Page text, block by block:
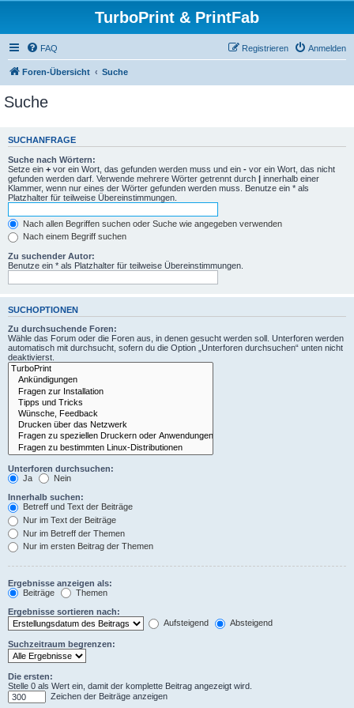
TurboPrint & PrintFab
FAQ Anmelden
Registrieren
Foren-Übersicht Suche
Suche
SUCHANFRAGE
Suche nach Wörtern:
Setze ein + vor ein Wort, das gefunden werden muss und ein - vor ein Wort, das nicht
gefunden werden darf. Verwende mehrere Wörter getrennt durch | innerhalb einer
Klammer, wenn nur eines der Wörter gefunden werden muss. Benutze ein * als
Platzhalter für teilweise Übereinstimmungen.
Nach allen Begriffen suchen oder Suche wie angegeben verwenden
Nach einem Begriff suchen
Zu suchender Autor:
Benutze ein * als Platzhalter für teilweise Übereinstimmungen.
SUCHOPTIONEN
Zu durchsuchende Foren:
Wähle das Forum oder die Foren aus, in denen gesucht werden soll. Unterforen werden
automatisch mit durchsucht, sofern du die Option „Unterforen durchsuchen“ unten nicht
deaktivierst.
Unterforen durchsuchen:
Ja
Nein
Innerhalb suchen:
Betreff und Text der Beiträge
Nur im Text der Beiträge
Nur im Betreff der Themen
Nur im ersten Beitrag der Themen
Ergebnisse anzeigen als:
Beiträge
Themen
Ergebnisse sortieren nach:
Aufsteigend
Absteigend
Suchzeitraum begrenzen:
Die ersten:
Stelle 0 als Wert ein, damit der komplette Beitrag angezeigt wird.
Zeichen der Beiträge anzeigen